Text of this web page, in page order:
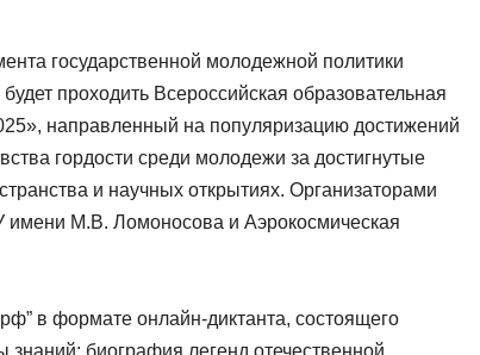
государственной молодежной политики
проходить Всероссийская образовательная
направленный на популяризацию достижений
гордости среди молодежи за достигнутые
и научных открытиях. Организаторами
имени М.В. Ломоносова и Аэрокосмическая
в формате онлайн-диктанта, состоящего
биография легенд отечественной